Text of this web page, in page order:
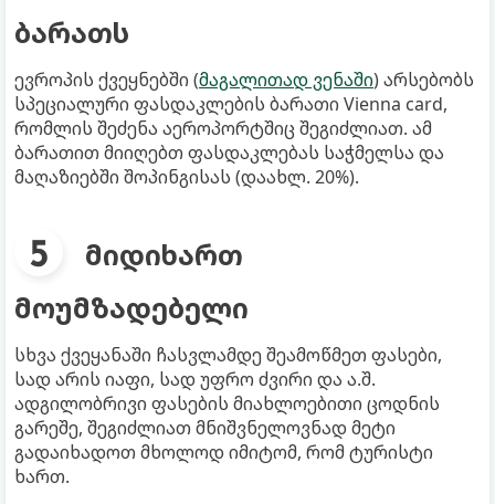
ბარათს
ევროპის ქვეყნებში (მაგალითად ვენაში) არსებობს
სპეციალური ფასდაკლების ბარათი Vienna card,
რომლის შეძენა აეროპორტშიც შეგიძლიათ. ამ
ბარათით მიიღებთ ფასდაკლებას საჭმელსა და
მაღაზიებში შოპინგისას (დაახლ. 20%).
მიდიხართ
მოუმზადებელი
სხვა ქვეყანაში ჩასვლამდე შეამოწმეთ ფასები,
სად არის იაფი, სად უფრო ძვირი და ა.შ.
ადგილობრივი ფასების მიახლოებითი ცოდნის
გარეშე, შეგიძლიათ მნიშვნელოვნად მეტი
გადაიხადოთ მხოლოდ იმიტომ, რომ ტურისტი
ხართ.